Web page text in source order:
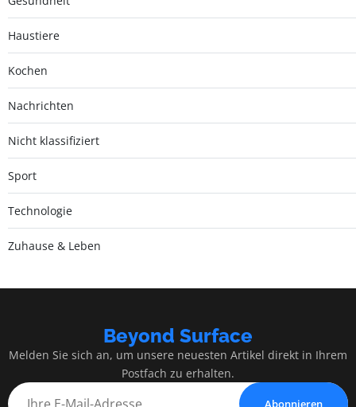
Haustiere
Kochen
Nachrichten
Nicht klassifiziert
Sport
Technologie
Zuhause & Leben
Beyond Surface
Melden Sie sich an, um unsere neuesten Artikel direkt in Ihrem
Postfach zu erhalten.
Abonnieren